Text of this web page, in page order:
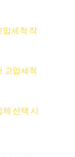
압세척 작
고압세척
선택 시